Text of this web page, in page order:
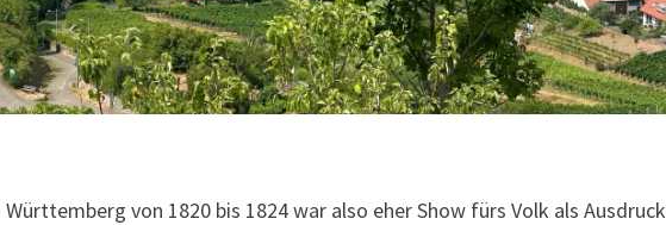
von 1820 bis 1824 war also eher Show fürs Volk als Ausdruck